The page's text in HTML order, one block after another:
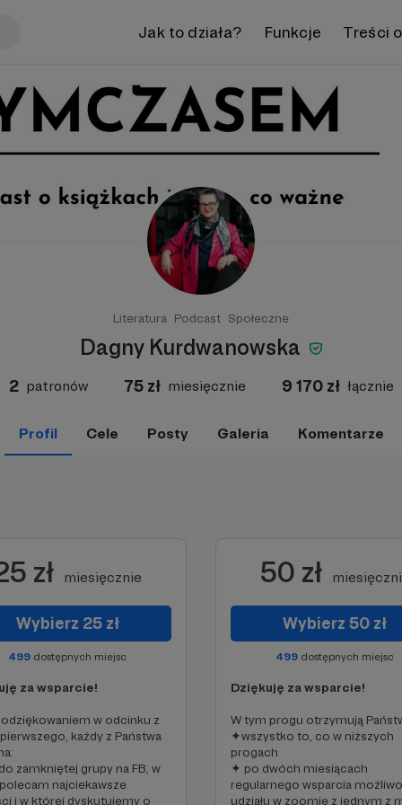
Jak to działa? Funkcje Treści
Literatura Podcast Społeczne
Dagny Kurdwanowska
2 patronów 75 zł miesięcznie 9 170 zł łącznie
Profil Cele Posty Galeria Komentarze
zł miesięcznie
Wybierz 25 zł
499 dostępnych miejsc
za wsparcie!
w odcinku z
każdy z Państwa
zamkniętej grupy na FB, w
najciekawsze
i w której dyskutujemy o
50 zł
Wybierz 50 zł
499 dostępnych miejsc
Dziękuję za wsparcie!
W tym progu otrzymują
✦wszystko to, co w niższych
progach
✦ po dwóch miesiącach
regularnego wsparcia
udziału w zoomie z jednym z